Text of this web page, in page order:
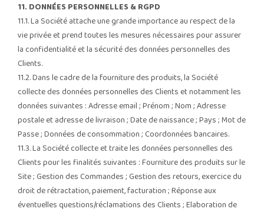
11. DONNÉES PERSONNELLES & RGPD
11.1. La Société attache une grande importance au respect de la
vie privée et prend toutes les mesures nécessaires pour assurer
la confidentialité et la sécurité des données personnelles des
Clients.
11.2. Dans le cadre de la fourniture des produits, la Société
collecte des données personnelles des Clients et notamment les
données suivantes : Adresse email ; Prénom ; Nom ; Adresse
postale et adresse de livraison ; Date de naissance ; Pays ; Mot de
Passe ; Données de consommation ; Coordonnées bancaires.
11.3. La Société collecte et traite les données personnelles des
Clients pour les finalités suivantes : Fourniture des produits sur le
Site ; Gestion des Commandes ; Gestion des retours, exercice du
droit de rétractation, paiement, facturation ; Réponse aux
éventuelles questions/réclamations des Clients ; Elaboration de